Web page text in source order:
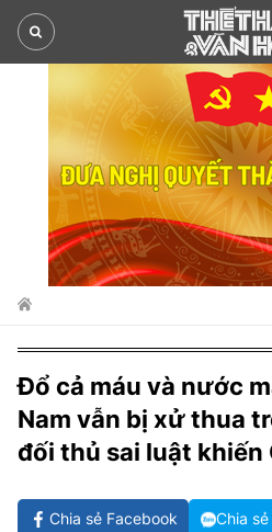
LỊCH THI ĐẤU
TIN TỨC 24H
TRONG NƯỚC
THẾ GIỚI
THỂ THAO
BÓNG CHUYỀN
PICKLEBALL
TENNIS
BILLIARDS SNOOKER
GOLF
BÓNG ĐÁ VIỆT
V-LEAGUE
BÓNG ĐÁ QUỐC TẾ
TÂY BAN NHA
ITALY
CÁC CÚP CHÂU ÂU
LIVE
LỊCH THI ĐẤU
VIDEO
THỂ THAO
VĂN HÓA
Đổ cả máu và nước
Nam vẫn bị xử thua
đối thủ sai luật
Chia sẻ Facebook Chia